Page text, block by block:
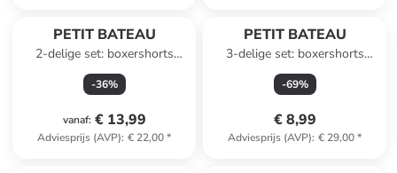
PETIT BATEAU
2-delige set: boxershorts
lichtblauw/donkerblauw
-36%
vanaf: € 13,99
Adviesprijs (AVP): € 22,00*
PETIT BATEAU
3-delige set: boxershorts
groen/grijs/zwart
-69%
€ 8,99
Adviesprijs (AVP): € 29,00*